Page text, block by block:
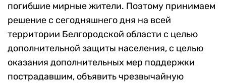
погибшие мирные жители. Поэтому принимаем
решение с сегодняшнего дня на всей
территории Белгородской области с целью
дополнительной защиты населения, с целью
оказания дополнительных мер поддержки
пострадавшим, объявить чрезвычайную